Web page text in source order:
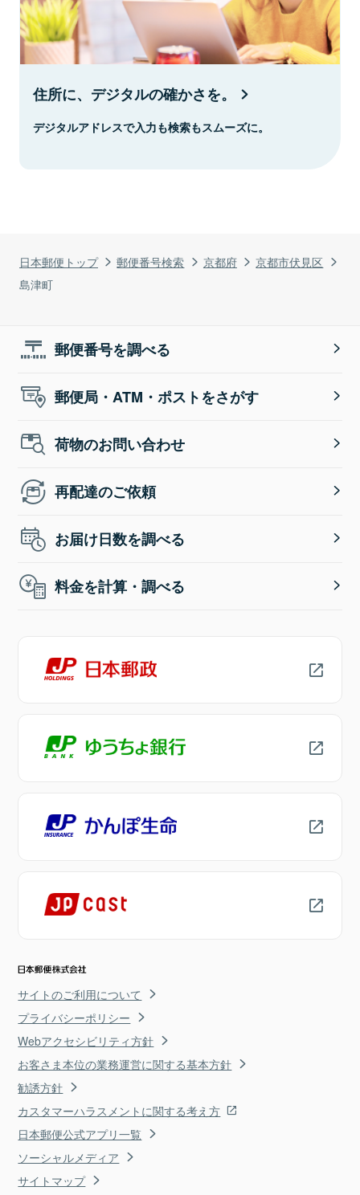
日本郵便トップ 郵便番号検索 京都府
京都市伏見区
島津町
住所に、デジタルの確かさを。
デジタルアドレスで入力も検索もスムーズに。
郵便番号を調べる
郵便局・ATM・ポストをさがす
荷物のお問い合わせ
再配達のご依頼
お届け日数を調べる
料金を計算・調べる
サイトのご利用について
プライバシーポリシー
Webアクセシビリティ方針
お客さま本位の業務運営に関する基本方針
勧誘方針
カスタマーハラスメントに関する考え方
日本郵便公式アプリ一覧
ソーシャルメディア
サイトマップ